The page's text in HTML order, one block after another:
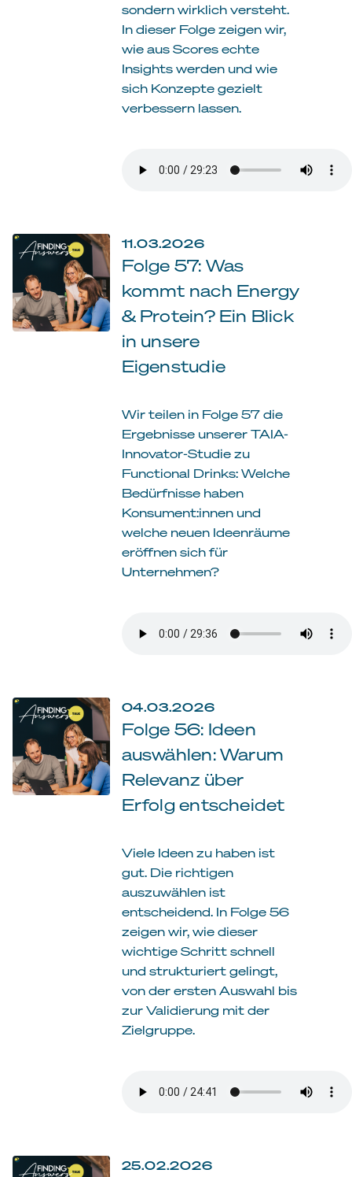
sondern wirklich versteht.
In dieser Folge zeigen wir,
wie aus Scores echte
Insights werden und wie
sich Konzepte gezielt
verbessern lassen.
11.03.2026
Folge 57: Was
kommt nach Energy
& Protein? Ein Blick
in unsere
Eigenstudie
Wir teilen in Folge 57 die
Ergebnisse unserer TAIA-
Innovator-Studie zu
Functional Drinks: Welche
Bedürfnisse haben
Konsument:innen und
welche neuen Ideenräume
eröffnen sich für
Unternehmen?
04.03.2026
Folge 56: Ideen
auswählen: Warum
Relevanz über
Erfolg entscheidet
Viele Ideen zu haben ist
gut. Die richtigen
auszuwählen ist
entscheidend. In Folge 56
zeigen wir, wie dieser
wichtige Schritt schnell
und strukturiert gelingt,
von der ersten Auswahl bis
zur Validierung mit der
Zielgruppe.
25.02.2026